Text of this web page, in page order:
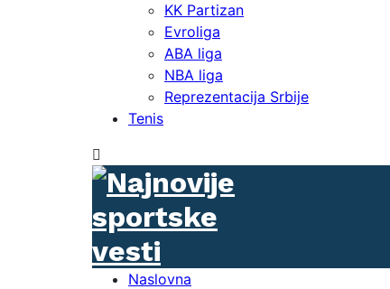
KK Partizan
Evroliga
ABA liga
NBA liga
Reprezentacija Srbije
Tenis
Naslovna